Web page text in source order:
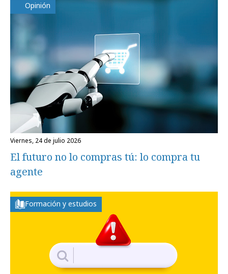
Opinión
viernes, 24 de julio 2026
El futuro no lo compras tú: lo compra tu
agente
Formación y estudios